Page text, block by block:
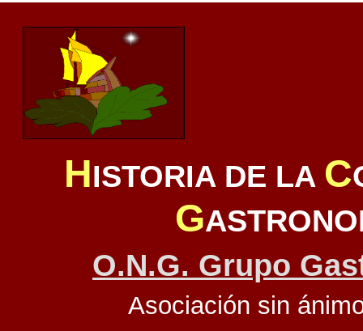
HISTORIA DE LA C
G
O.N.G. Grupo
Asociación sin